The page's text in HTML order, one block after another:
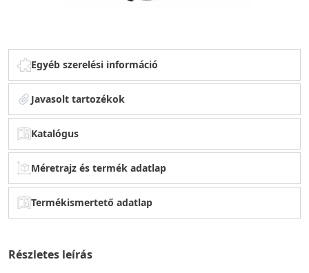
Egyéb szerelési információ
Javasolt tartozékok
Katalógus
Méretrajz és termék adatlap
Termékismertető adatlap
Részletes leírás